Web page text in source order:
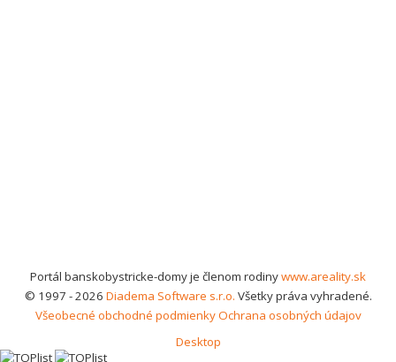
Portál banskobystricke-domy je členom rodinywww.areality.sk
© 1997 - 2026 Diadema Software s.r.o. Všetky práva vyhradené.
Všeobecné obchodné podmienkyOchrana osobných údajov
Desktop